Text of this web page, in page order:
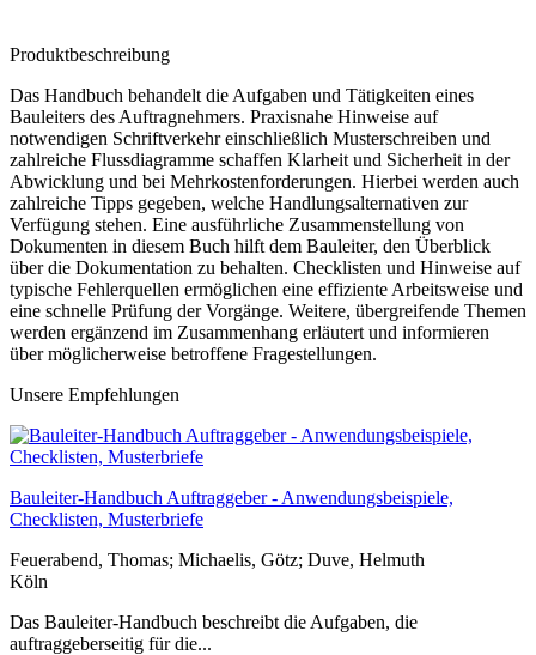
Produktbeschreibung
Das Handbuch behandelt die Aufgaben und Tätigkeiten eines
Bauleiters des Auftragnehmers. Praxisnahe Hinweise auf
notwendigen Schriftverkehr einschließlich Musterschreiben und
zahlreiche Flussdiagramme schaffen Klarheit und Sicherheit in der
Abwicklung und bei Mehrkostenforderungen. Hierbei werden auch
zahlreiche Tipps gegeben, welche Handlungsalternativen zur
Verfügung stehen. Eine ausführliche Zusammenstellung von
Dokumenten in diesem Buch hilft dem Bauleiter, den Überblick
über die Dokumentation zu behalten. Checklisten und Hinweise auf
typische Fehlerquellen ermöglichen eine effiziente Arbeitsweise und
eine schnelle Prüfung der Vorgänge. Weitere, übergreifende Themen
werden ergänzend im Zusammenhang erläutert und informieren
über möglicherweise betroffene Fragestellungen.
Unsere Empfehlungen
Bauleiter-Handbuch Auftraggeber - Anwendungsbeispiele,
Checklisten, Musterbriefe
Feuerabend, Thomas; Michaelis, Götz; Duve, Helmuth
Köln
Das Bauleiter-Handbuch beschreibt die Aufgaben, die
auftraggeberseitig für die...